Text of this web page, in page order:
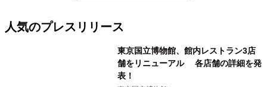
人気のプレスリリース
東京国立博物館、館内レストラン3店
舗をリニューアル 各店舗の詳細を発
表！